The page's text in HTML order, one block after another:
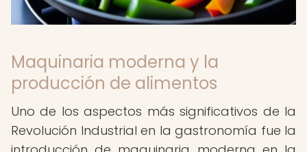
Maquinaria moderna y la
producción de alimentos
Uno de los aspectos más significativos de la
Revolución Industrial en la gastronomía fue la